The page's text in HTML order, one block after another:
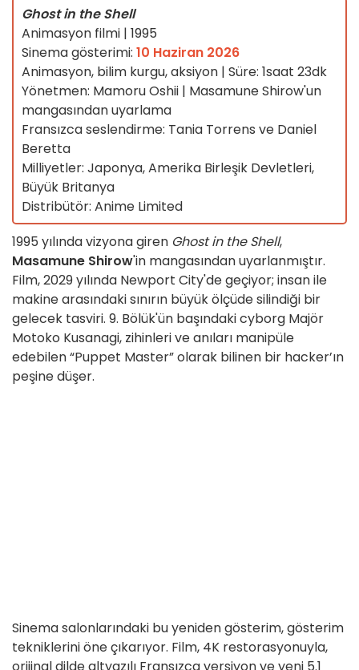
Ghost in the Shell
Animasyon filmi | 1995
Sinema gösterimi: 10 Haziran 2026
Animasyon, bilim kurgu, aksiyon | Süre: 1saat 23dk
Yönetmen: Mamoru Oshii | Masamune Shirow'un
mangasından uyarlama
Fransızca seslendirme: Tania Torrens ve Daniel
Beretta
Milliyetler: Japonya, Amerika Birleşik Devletleri,
Büyük Britanya
Distribütör: Anime Limited
1995 yılında vizyona giren Ghost in the Shell,
Masamune Shirow'in mangasından uyarlanmıştır.
Film, 2029 yılında Newport City'de geçiyor; insan ile
makine arasındaki sınırın büyük ölçüde silindiği bir
gelecek tasviri. 9. Bölük'ün başındaki cyborg Majör
Motoko Kusanagi, zihinleri ve anıları manipüle
edebilen “Puppet Master” olarak bilinen bir hacker’ın
peşine düşer.
Sinema salonlarındaki bu yeniden gösterim, gösterim
tekniklerini öne çıkarıyor. Film, 4K restorasyonuyla,